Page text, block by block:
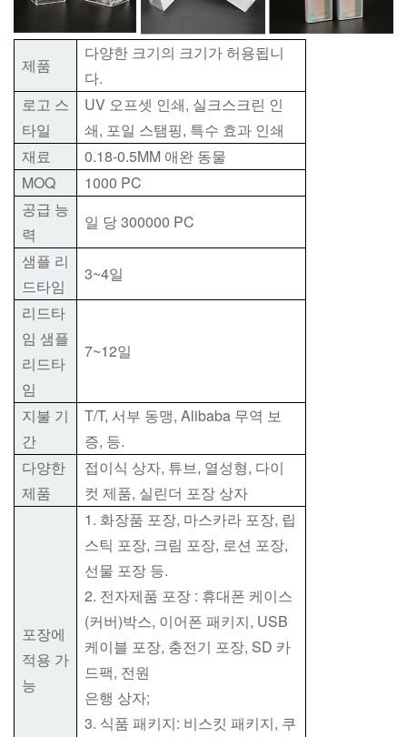
제품
다양한 크기의 크기가 허용됩니
다.
로고 스
타일
UV 오프셋 인쇄, 실크스크린 인
쇄, 포일 스탬핑, 특수 효과 인쇄
재료
0.18-0.5MM 애완 동물
MOQ
1000 PC
공급 능
력
일 당 300000 PC
샘플 리
드타임
3~4일
리드타
임 샘플
리드타
임
7~12일
지불 기
간
T/T, 서부 동맹, Alibaba 무역 보
증, 등.
다양한
제품
접이식 상자, 튜브, 열성형, 다이
컷 제품, 실린더 포장 상자
포장에
적용 가
능
1. 화장품 포장, 마스카라 포장, 립
스틱 포장, 크림 포장, 로션 포장,
선물 포장 등.
2. 전자제품 포장 : 휴대폰 케이스
(커버)박스, 이어폰 패키지, USB
케이블 포장, 충전기 포장, SD 카
드팩, 전원
은행 상자;
3. 식품 패키지: 비스킷 패키지, 쿠